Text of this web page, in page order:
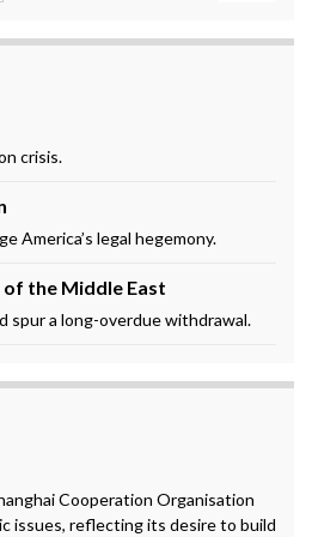
crisis.
America’s legal hegemony.
the Middle East
spur a long-overdue withdrawal.
Cooperation Organisation
issues, reflecting its desire to build